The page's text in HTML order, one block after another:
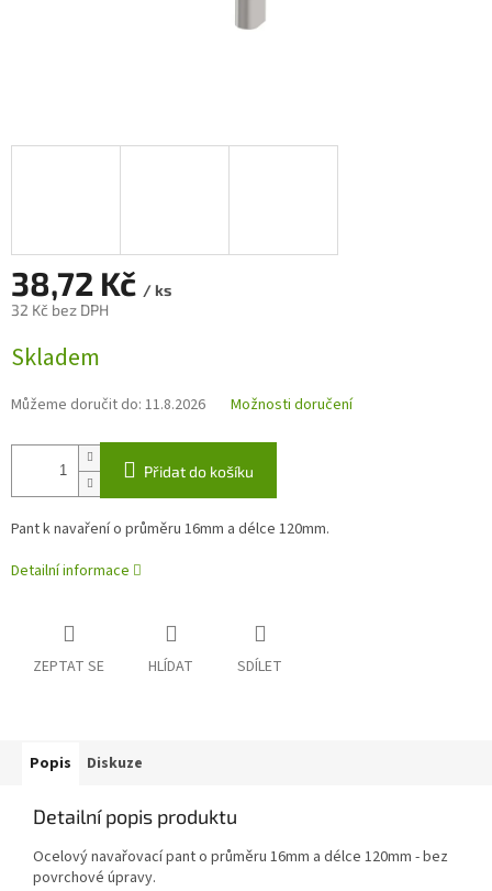
38,72 Kč / ks
32 Kč bez DPH
cena:
Skladem
Můžeme doručit do: 11.8.2026 Možnosti doručení
Přidat do košíku
Pant k navaření o průměru 16mm a délce 120mm.
Detailní informace
ZEPTAT SE HLÍDAT SDÍLET
Popis Diskuze
Detailní popis produktu
Ocelový navařovací pant o průměru 16mm a délce 120mm - bez
povrchové úpravy.